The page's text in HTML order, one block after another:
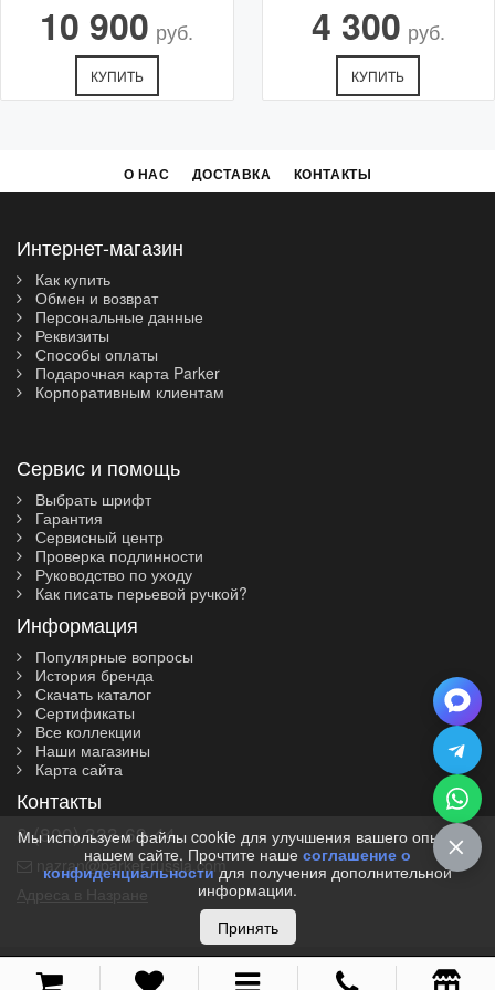
10 900 руб.
КУПИТЬ
4 300 руб.
КУПИТЬ
О НАС ДОСТАВКА КОНТАКТЫ
Интернет-магазин
Как купить
Обмен и возврат
Персональные данные
Реквизиты
Способы оплаты
Подарочная карта Parker
Корпоративным клиентам
Сервис и помощь
Выбрать шрифт
Гарантия
Сервисный центр
Проверка подлинности
Руководство по уходу
Как писать перьевой ручкой?
Информация
Популярные вопросы
История бренда
Скачать каталог
Сертификаты
Все коллекции
Наши магазины
Карта сайта
Контакты
8 (800) 333-69-44
nazran@parker-russia.com
© 2010-2026 I Parker-Russia.com I Официальный дилер
Мы используем файлы cookie для улучшения вашего опыта на
нашем сайте. Прочтите наше соглашение о
конфиденциальности для получения дополнительной
информации.
Принять